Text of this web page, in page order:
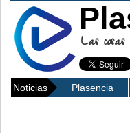
Las cosas
Noticias Plasencia